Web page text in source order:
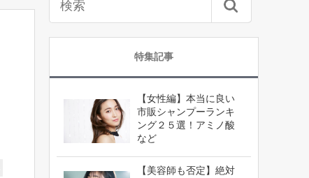
特集記事
【女性編】本当に良い
市販シャンプーランキ
ング２５選！アミノ酸
など
【美容師も否定】絶対